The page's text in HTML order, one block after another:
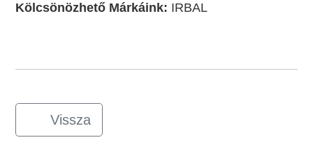
Kölcsönözhető Márkáink: IRBAL
Vissza